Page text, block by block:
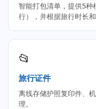
智能打包清单，提供5
行），并根据旅行时长
📂
旅行证件
离线存储护照复印件、
理。